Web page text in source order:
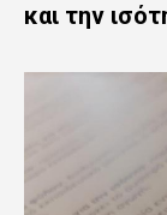
και την